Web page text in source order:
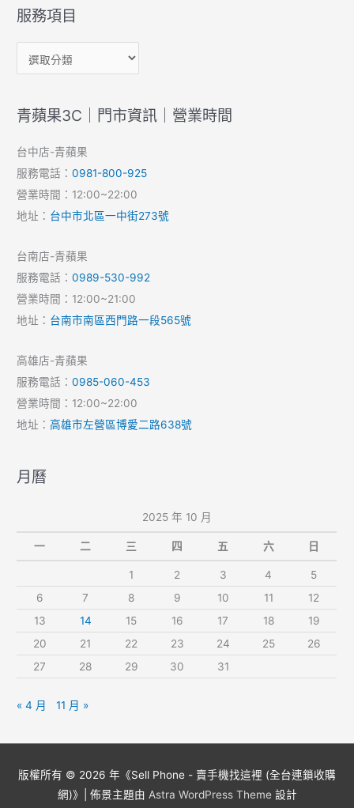
服務項目
青蘋果3C｜門市資訊｜營業時間
台中店-青蘋果
服務電話：0981-800-925
營業時間：12:00~22:00
地址： 台中市北區一中街273號
台南店-青蘋果
服務電話：0989-530-992
營業時間：12:00~21:00
地址： 台南市南區西門路一段565號
高雄店-青蘋果
服務電話：0985-060-453
營業時間：12:00~22:00
地址：高雄市左營區博愛二路638號
月曆
2025 年 10 月
一 二 三 四 五 六 日
1 2 3 4
5
6
7 8 9 10 11
12
13
14 15 16 17 18
19
20
21 22 23 24 25
26
27
28 29 30 31
« 4 月 11 月 »
版權所有 © 2026 年《Sell Phone - 賣手機找這裡 (全台連鎖收購
網)》| 佈景主題由 Astra WordPress Theme設計